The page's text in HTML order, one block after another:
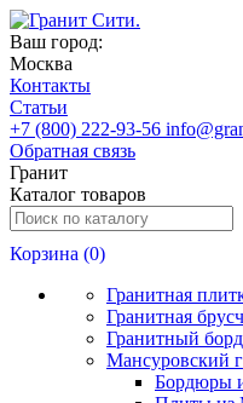
Ваш город:
Москва
Контакты
Статьи
+7 (800) 222-93-56
Обратная связь
Гранит
Каталог товаров
Корзина (0)
Гранитная
Гранитная
Гранитный
Мансуровский
Бордюры